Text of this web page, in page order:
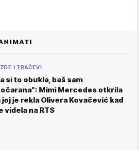
I TRAČEVI
si to obukla, baš sam
Mimi Mercedes otkrila
joj je rekla Olivera Kovačević kad
videla na RTS